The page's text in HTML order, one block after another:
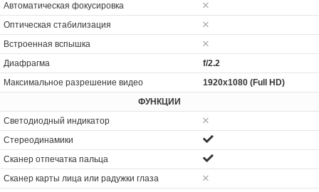
Автоматическая фокусировка
Оптическая стабилизация
Встроенная вспышка
Диафрагма
f/2.2
Максимальное разрешение видео
1920x1080 (Full HD)
ФУНКЦИИ
Светодиодный индикатор
Стереодинамики
Сканер отпечатка пальца
Сканер карты лица или радужки глаза